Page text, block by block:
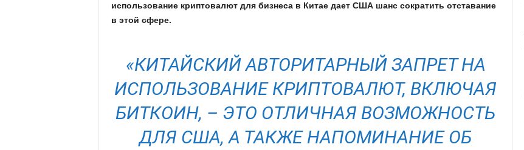
использование криптовалют для бизнеса в Китае дает США шанс сократить отставание
в этой сфере.
«КИТАЙСКИЙ АВТОРИТАРНЫЙ ЗАПРЕТ НА
ИСПОЛЬЗОВАНИЕ КРИПТОВАЛЮТ, ВКЛЮЧАЯ
БИТКОИН, – ЭТО ОТЛИЧНАЯ ВОЗМОЖНОСТЬ
ДЛЯ США, А ТАКЖЕ НАПОМИНАНИЕ ОБ